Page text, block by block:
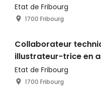
Etat de Fribourg
1700 Fribourg
Collaborateur
illustrateur-trice en
romaine)
Etat de Fribourg
1700 Fribourg